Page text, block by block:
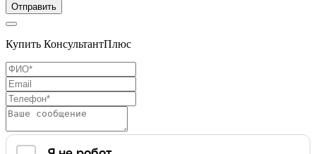
Отправить
Купить КонсультантПлюс